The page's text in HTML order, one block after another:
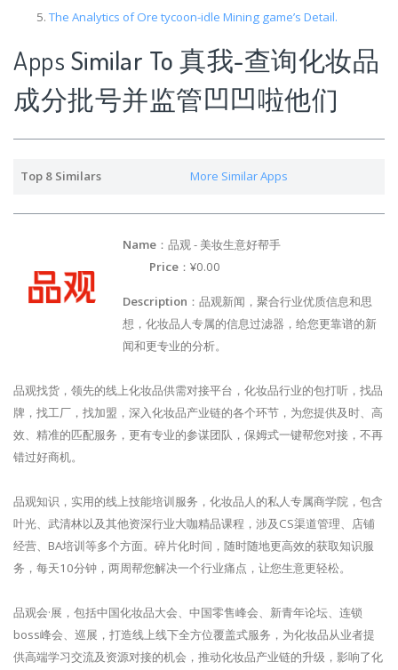
The Analytics of Ore tycoon-idle Mining game’s Detail.
Apps Similar To 真我-查询化妆品
成分批号并监管凹凹啦他们
Top 8 Similars More Similar Apps
Name ：品观 - 美妆生意好帮手
Price ：¥0.00
Description ：品观新闻，聚合行业优质信息和思
想，化妆品人专属的信息过滤器，给您更靠谱的新
闻和更专业的分析。
品观找货，领先的线上化妆品供需对接平台，化妆品行业的包打听，找品
牌，找工厂，找加盟，深入化妆品产业链的各个环节，为您提供及时、高
效、精准的匹配服务，更有专业的参谋团队，保姆式一键帮您对接，不再
错过好商机。
品观知识，实用的线上技能培训服务，化妆品人的私人专属商学院，包含
叶光、武清林以及其他资深行业大咖精品课程，涉及CS渠道管理、店铺
经营、BA培训等多个方面。碎片化时间，随时随地更高效的获取知识服
务，每天10分钟，两周帮您解决一个行业痛点，让您生意更轻松。
品观会·展，包括中国化妆品大会、中国零售峰会、新青年论坛、连锁
boss峰会、巡展，打造线上线下全方位覆盖式服务，为化妆品从业者提
供高端学习交流及资源对接的机会，推动化妆品产业链的升级，影响了化